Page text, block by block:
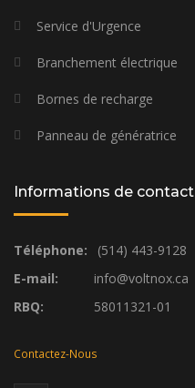
Service d'Urgence
Branchement électrique
Bornes de recharge
Panneau de génératrice
Informations de contact
Téléphone:
(514) 443-9128
E-mail:
info@voltnox.ca
RBQ:
58011321-01
Contactez-Nous